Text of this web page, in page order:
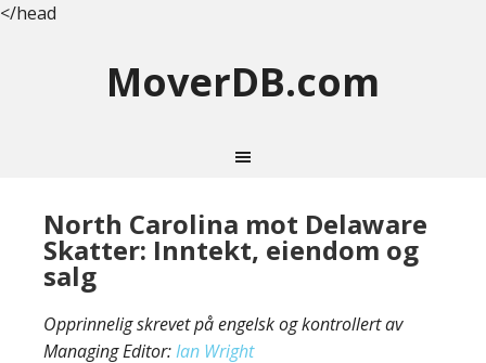
</head
MoverDB.com
North Carolina mot Delaware
Skatter: Inntekt, eiendom og
salg
Opprinnelig skrevet på engelsk og kontrollert av
Managing Editor:Ian Wright